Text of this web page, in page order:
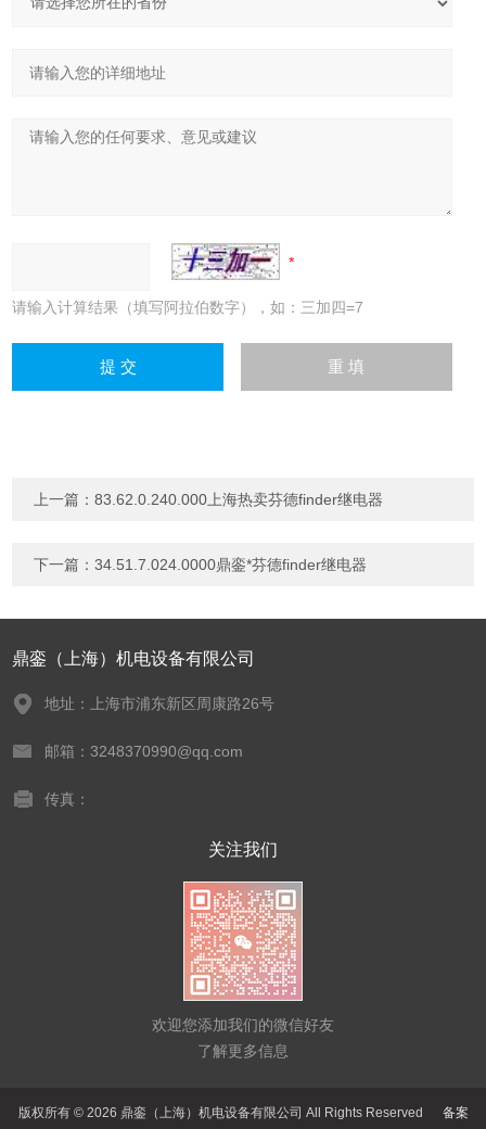
请输入计算结果（填写阿拉伯数字），如：三加四=7
上一篇：83.62.0.240.000上海热卖芬德finder继电器
下一篇：34.51.7.024.0000鼎銮*芬德finder继电器
鼎銮（上海）机电设备有限公司
地址：上海市浦东新区周康路26号
邮箱：3248370990@qq.com
传真：
关注我们
欢迎您添加我们的微信好友
了解更多信息
版权所有 © 2026 鼎銮（上海）机电设备有限公司 All Rights Reserved 备案